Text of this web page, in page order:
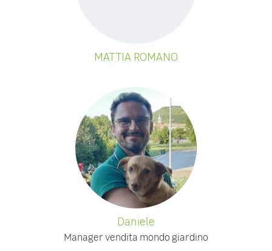
MATTIA ROMANO
Daniele
Manager vendita mondo giardino